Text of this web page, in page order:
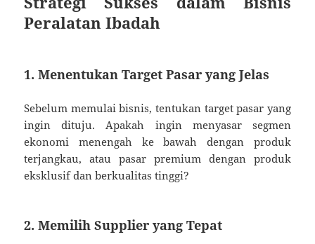
Peralatan Ibadah
1. Menentukan Target Pasar yang Jelas
Sebelum memulai bisnis, tentukan target pasar yang
ingin dituju. Apakah ingin menyasar segmen
ekonomi menengah ke bawah dengan produk
terjangkau, atau pasar premium dengan produk
eksklusif dan berkualitas tinggi?
2. Memilih Supplier yang Tepat